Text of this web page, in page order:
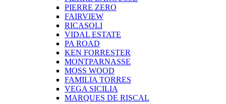
PIERRE ZERO
FAIRVIEW
RICASOLI
VIDAL ESTATE
PA ROAD
KEN FORRESTER
MONTPARNASSE
MOSS WOOD
FAMILIA TORRES
VEGA SICILIA
MARQUES DE RISCAL